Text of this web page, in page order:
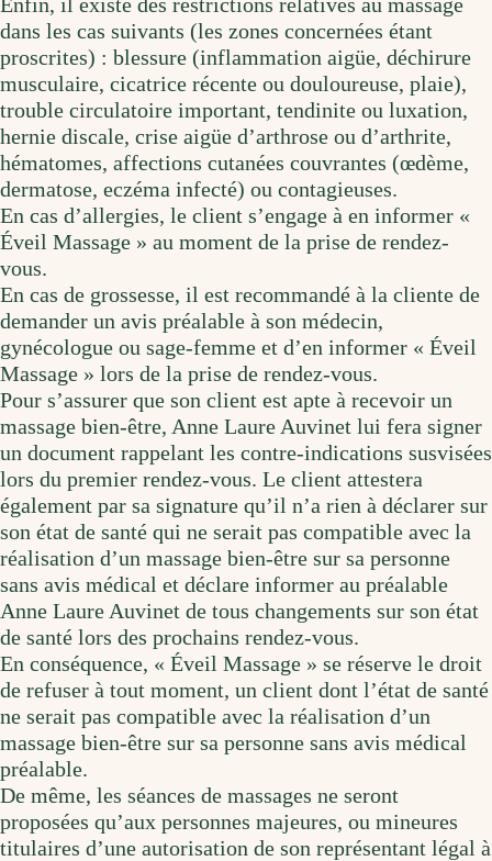
dans les cas suivants (les zones concernées étant
proscrites) : blessure (inflammation aigüe, déchirure
musculaire, cicatrice récente ou douloureuse, plaie),
trouble circulatoire important, tendinite ou luxation,
hernie discale, crise aigüe d’arthrose ou d’arthrite,
hématomes, affections cutanées couvrantes (œdème,
dermatose, eczéma infecté) ou contagieuses.
En cas d’allergies, le client s’engage à en informer «
Éveil Massage » au moment de la prise de rendez-
vous.
En cas de grossesse, il est recommandé à la cliente de
demander un avis préalable à son médecin,
gynécologue ou sage-femme et d’en informer « Éveil
Massage » lors de la prise de rendez-vous.
Pour s’assurer que son client est apte à recevoir un
massage bien-être, Anne Laure Auvinet lui fera signer
un document rappelant les contre-indications susvisées
lors du premier rendez-vous. Le client attestera
également par sa signature qu’il n’a rien à déclarer sur
son état de santé qui ne serait pas compatible avec la
réalisation d’un massage bien-être sur sa personne
sans avis médical et déclare informer au préalable
Anne Laure Auvinet de tous changements sur son état
de santé lors des prochains rendez-vous.
En conséquence, « Éveil Massage » se réserve le droit
de refuser à tout moment, un client dont l’état de santé
ne serait pas compatible avec la réalisation d’un
massage bien-être sur sa personne sans avis médical
préalable.
De même, les séances de massages ne seront
proposées qu’aux personnes majeures, ou mineures
titulaires d’une autorisation de son représentant légal à